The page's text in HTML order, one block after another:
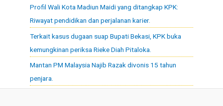
Profil Wali Kota Madiun Maidi yang ditangkap KPK:
Riwayat pendidikan dan perjalanan karier.
Terkait kasus dugaan suap Bupati Bekasi, KPK buka
kemungkinan periksa Rieke Diah Pitaloka.
Mantan PM Malaysia Najib Razak divonis 15 tahun
penjara.